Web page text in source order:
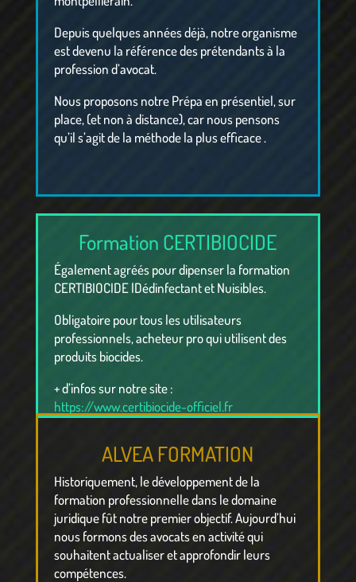
Depuis quelques années déjà, notre organisme
est devenu la référence des prétendants à la
profession d’avocat.
Nous proposons notre Prépa en présentiel, sur
place, (et non à distance), car nous pensons
qu’il s’agit de la méthode la plus efficace .
Formation CERTIBIOCIDE
Également agréés pour dipenser la formation
CERTIBIOCIDE lDédinfectant et Nuisibles.
Obligatoire pour tous les utilisateurs
professionnels, acheteur pro qui utilisent des
produits biocides.
+ d’infos sur notre site :
https://www.certibiocide-officiel.fr
ALVEA FORMATION
Historiquement, le développement de la
formation professionnelle dans le domaine
juridique fût notre premier objectif. Aujourd’hui
nous formons des avocats en activité qui
souhaitent actualiser et approfondir leurs
compétences.